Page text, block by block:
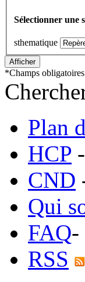
Sélectionner une
sthematique
*Champs obligatoires
Plan
HCP -
CND
Qui
FAQ-
RSS